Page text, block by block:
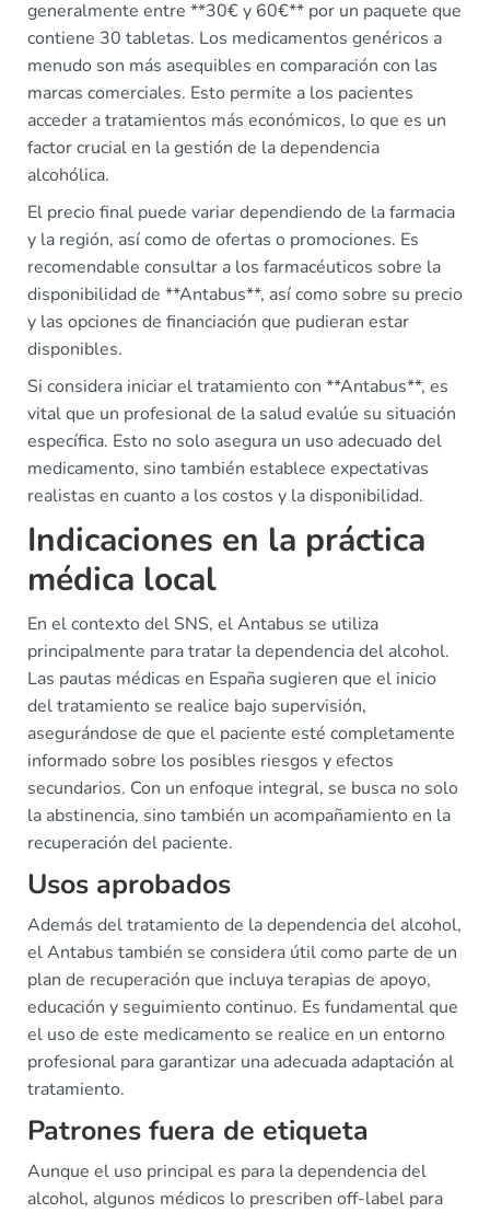
generalmente entre **30€ y 60€** por un paquete que
contiene 30 tabletas. Los medicamentos genéricos a
menudo son más asequibles en comparación con las
marcas comerciales. Esto permite a los pacientes
acceder a tratamientos más económicos, lo que es un
factor crucial en la gestión de la dependencia
alcohólica.
El precio final puede variar dependiendo de la farmacia
y la región, así como de ofertas o promociones. Es
recomendable consultar a los farmacéuticos sobre la
disponibilidad de **Antabus**, así como sobre su precio
y las opciones de financiación que pudieran estar
disponibles.
Si considera iniciar el tratamiento con **Antabus**, es
vital que un profesional de la salud evalúe su situación
específica. Esto no solo asegura un uso adecuado del
medicamento, sino también establece expectativas
realistas en cuanto a los costos y la disponibilidad.
Indicaciones en la práctica
médica local
En el contexto del SNS, el Antabus se utiliza
principalmente para tratar la dependencia del alcohol.
Las pautas médicas en España sugieren que el inicio
del tratamiento se realice bajo supervisión,
asegurándose de que el paciente esté completamente
informado sobre los posibles riesgos y efectos
secundarios. Con un enfoque integral, se busca no solo
la abstinencia, sino también un acompañamiento en la
recuperación del paciente.
Usos aprobados
Además del tratamiento de la dependencia del alcohol,
el Antabus también se considera útil como parte de un
plan de recuperación que incluya terapias de apoyo,
educación y seguimiento continuo. Es fundamental que
el uso de este medicamento se realice en un entorno
profesional para garantizar una adecuada adaptación al
tratamiento.
Patrones fuera de etiqueta
Aunque el uso principal es para la dependencia del
alcohol, algunos médicos lo prescriben off-label para